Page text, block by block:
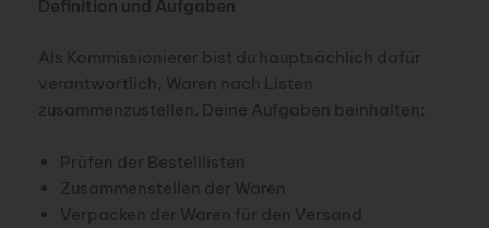
Definition und Aufgaben
Als Kommissionierer bist du hauptsächlich dafür
verantwortlich, Waren nach Listen
zusammenzustellen. Deine Aufgaben beinhalten:
Prüfen der Bestelllisten
Zusammenstellen der Waren
Verpacken der Waren für den Versand